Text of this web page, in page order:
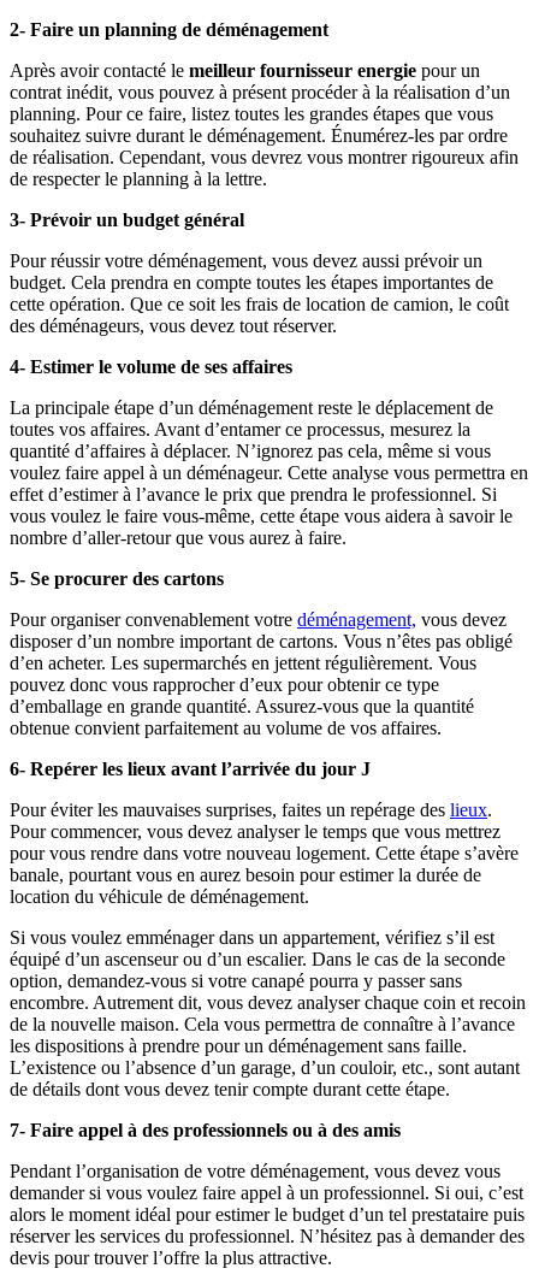
2- Faire un planning de déménagement
Après avoir contacté le meilleur fournisseur energie pour un
contrat inédit, vous pouvez à présent procéder à la réalisation d’un
planning. Pour ce faire, listez toutes les grandes étapes que vous
souhaitez suivre durant le déménagement. Énumérez-les par ordre
de réalisation. Cependant, vous devrez vous montrer rigoureux afin
de respecter le planning à la lettre.
3- Prévoir un budget général
Pour réussir votre déménagement, vous devez aussi prévoir un
budget. Cela prendra en compte toutes les étapes importantes de
cette opération. Que ce soit les frais de location de camion, le coût
des déménageurs, vous devez tout réserver.
4- Estimer le volume de ses affaires
La principale étape d’un déménagement reste le déplacement de
toutes vos affaires. Avant d’entamer ce processus, mesurez la
quantité d’affaires à déplacer. N’ignorez pas cela, même si vous
voulez faire appel à un déménageur. Cette analyse vous permettra en
effet d’estimer à l’avance le prix que prendra le professionnel. Si
vous voulez le faire vous-même, cette étape vous aidera à savoir le
nombre d’aller-retour que vous aurez à faire.
5- Se procurer des cartons
Pour organiser convenablement votre déménagement, vous devez
disposer d’un nombre important de cartons. Vous n’êtes pas obligé
d’en acheter. Les supermarchés en jettent régulièrement. Vous
pouvez donc vous rapprocher d’eux pour obtenir ce type
d’emballage en grande quantité. Assurez-vous que la quantité
obtenue convient parfaitement au volume de vos affaires.
6- Repérer les lieux avant l’arrivée du jour J
Pour éviter les mauvaises surprises, faites un repérage des lieux.
Pour commencer, vous devez analyser le temps que vous mettrez
pour vous rendre dans votre nouveau logement. Cette étape s’avère
banale, pourtant vous en aurez besoin pour estimer la durée de
location du véhicule de déménagement.
Si vous voulez emménager dans un appartement, vérifiez s’il est
équipé d’un ascenseur ou d’un escalier. Dans le cas de la seconde
option, demandez-vous si votre canapé pourra y passer sans
encombre. Autrement dit, vous devez analyser chaque coin et recoin
de la nouvelle maison. Cela vous permettra de connaître à l’avance
les dispositions à prendre pour un déménagement sans faille.
L’existence ou l’absence d’un garage, d’un couloir, etc., sont autant
de détails dont vous devez tenir compte durant cette étape.
7- Faire appel à des professionnels ou à des amis
Pendant l’organisation de votre déménagement, vous devez vous
demander si vous voulez faire appel à un professionnel. Si oui, c’est
alors le moment idéal pour estimer le budget d’un tel prestataire puis
réserver les services du professionnel. N’hésitez pas à demander des
devis pour trouver l’offre la plus attractive.